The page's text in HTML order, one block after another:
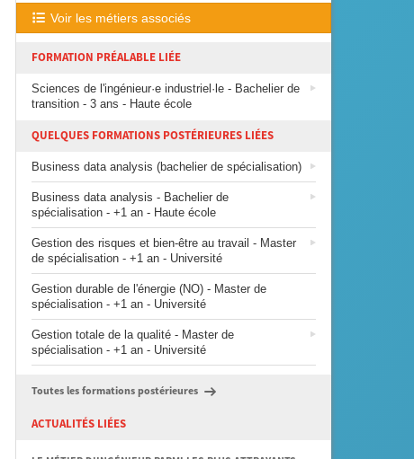
Voir les métiers associés
FORMATION PRÉALABLE LIÉE
Sciences de l'ingénieur·e industriel·le - Bachelier de
transition - 3 ans - Haute école
QUELQUES FORMATIONS POSTÉRIEURES LIÉES
Business data analysis (bachelier de spécialisation)
Business data analysis - Bachelier de
spécialisation - +1 an - Haute école
Gestion des risques et bien-être au travail - Master
de spécialisation - +1 an - Université
Gestion durable de l'énergie (NO) - Master de
spécialisation - +1 an - Université
Gestion totale de la qualité - Master de
spécialisation - +1 an - Université
Toutes les formations postérieures
ACTUALITÉS LIÉES